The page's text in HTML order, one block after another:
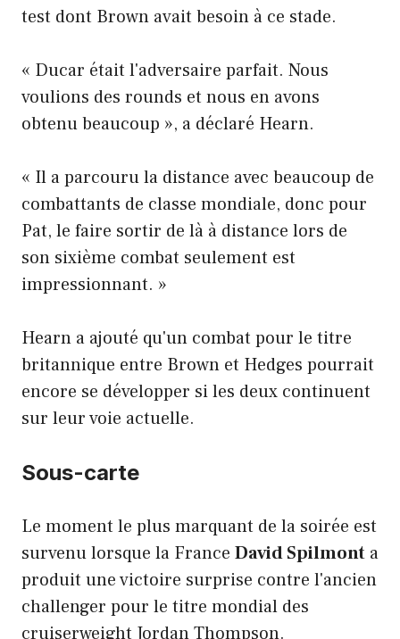
test dont Brown avait besoin à ce stade.
« Ducar était l'adversaire parfait. Nous
voulions des rounds et nous en avons
obtenu beaucoup », a déclaré Hearn.
« Il a parcouru la distance avec beaucoup de
combattants de classe mondiale, donc pour
Pat, le faire sortir de là à distance lors de
son sixième combat seulement est
impressionnant. »
Hearn a ajouté qu'un combat pour le titre
britannique entre Brown et Hedges pourrait
encore se développer si les deux continuent
sur leur voie actuelle.
Sous-carte
Le moment le plus marquant de la soirée est
survenu lorsque la France David Spilmont a
produit une victoire surprise contre l'ancien
challenger pour le titre mondial des
cruiserweight Jordan Thompson.